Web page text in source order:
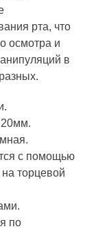
рта, что
осмотра и
в
с помощью
торцевой
по